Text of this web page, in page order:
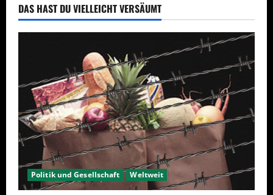
DAS HAST DU VIELLEICHT VERSÄUMT
Politik und Gesellschaft Weltweit